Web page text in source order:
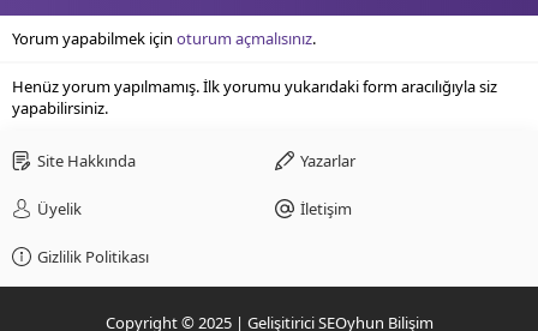
Yorum yapabilmek için oturum açmalısınız.
Henüz yorum yapılmamış. İlk yorumu yukarıdaki form aracılığıyla siz
yapabilirsiniz.
Site Hakkında Yazarlar
Üyelik İletişim
Gizlilik Politikası
Copyright © 2025 | Gelişitirici SEOyhun Bilişim